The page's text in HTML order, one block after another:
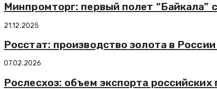
Минпромторг: первый полет
21.12.2025
Росстат: производство золота в
07.02.2026
Рослесхоз: объем экспорта